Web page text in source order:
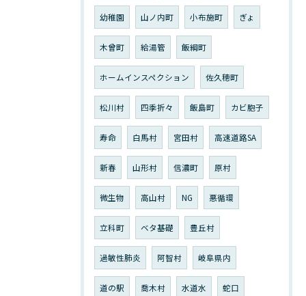
幼稚園 山ノ内町 小布施町 ぎょ
木曾町 給湯管 飯綱町
ホームインスペクション 佐久穂町
松川村 四季折々 飯島町 カビ胞子
寿命 白馬村 宮田村 高速道路SA
新春 山形村 信濃町 原村
微生物 高山村 NG 悪循環
立科町 ベタ基礎 豊丘村
過敏性肺炎 阿智村 岐阜県内
道の駅 喬木村 水道水 蛇口